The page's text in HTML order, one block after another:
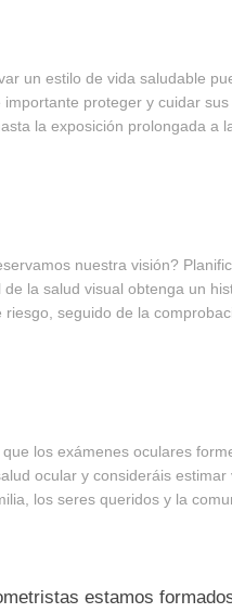
un estilo de vida saludable
importante proteger y cuidar
la exposición prolongada a
nuestra visión?
de la salud visual obtenga un
riesgo, seguido de la
los exámenes oculares
ocular y consideráis
los seres queridos y la
estamos